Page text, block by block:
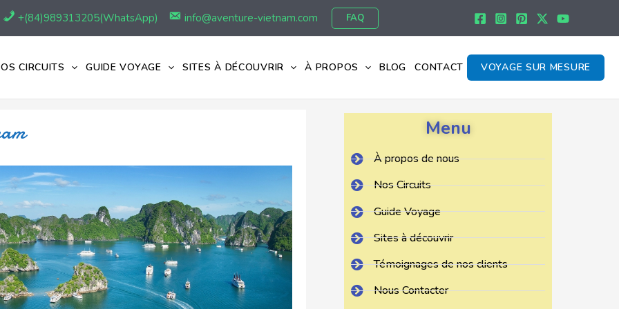
+(84)989313205(WhatsApp) info@aventure-vietnam.com FAQ
CIRCUITS GUIDE VOYAGE SITES À DÉCOUVRIR À PROPOS BLOG CONTACT VOYAGE SUR MESURE
Menu
À propos de nous
Nos Circuits
Guide Voyage
Sites à découvrir
Témoignages de nos clients
Nous Contacter